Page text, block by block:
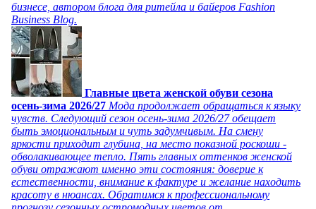
бизнесе, автором блога для ритейла и байеров Fashion
Business Blog.
Главные цвета женской обуви сезона
осень-зима 2026/27 Мода продолжает обращаться к языку
чувств. Следующий сезон осень-зима 2026/27 обещает
быть эмоциональным и чуть задумчивым. На смену
яркости приходит глубина, на место показной роскоши -
обволакивающее тепло. Пять главных оттенков женской
обуви отражают именно эти состояния: доверие к
естественности, внимание к фактуре и желание находить
красоту в нюансах. Обратимся к профессиональному